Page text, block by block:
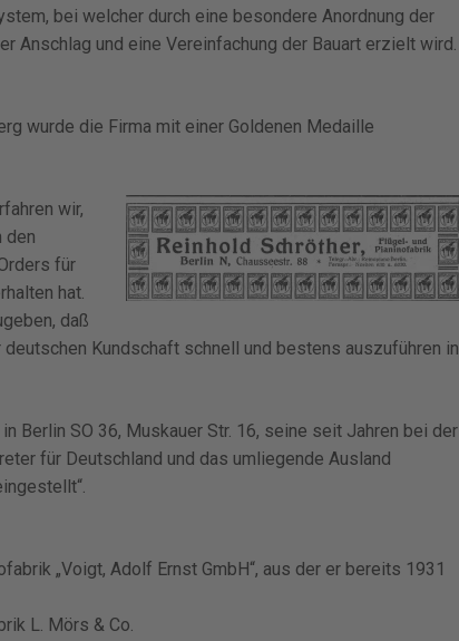
bei welcher durch eine besondere Anordnung der
Anschlag und eine Vereinfachung der Bauart erzielt wird.
wurde die Firma mit einer Goldenen Medaille
wir,
den
für
hat.
daß
Kundschaft schnell und bestens auszuführen in
Berlin SO 36, Muskauer Str. 16, seine seit Jahren bei der
für Deutschland und das umliegende Ausland
„Voigt, Adolf Ernst GmbH“, aus der er bereits 1931
L. Mörs & Co.